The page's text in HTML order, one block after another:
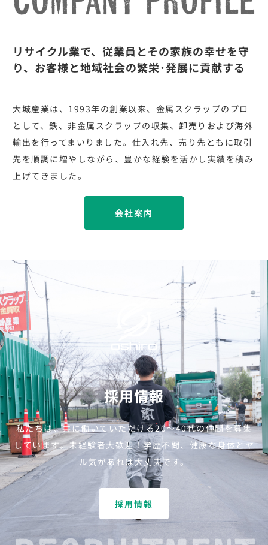
リサイクル業で、従業員とその家族の幸せを守
り、お客様と地域社会の繁栄･発展に貢献する
大城産業は、1993年の創業以来、金属スクラップのプロ
として、鉄、非金属スクラップの収集、卸売りおよび海外
輸出を行ってまいりました。仕入れ先、売り先ともに取引
先を順調に増やしながら、豊かな経験を活かし実績を積み
上げてきました。
会社案内
採用情報
私たちは、共に働いていただける20～40代の仲間を募集
しています。未経験者大歓迎！学歴不問、健康な身体とヤ
ル気があれば大丈夫です。
採用情報